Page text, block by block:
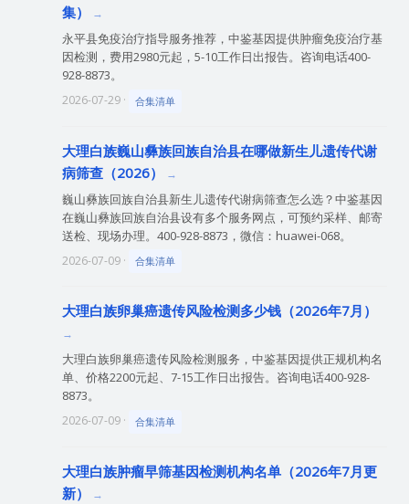
集）
永平县免疫治疗指导服务推荐，中鉴基因提供肿瘤免疫治疗基
因检测，费用2980元起，5-10工作日出报告。咨询电话400-
928-8873。
2026-07-29 · 合集清单
大理白族巍山彝族回族自治县在哪做新生儿遗传代谢
病筛查（2026）
巍山彝族回族自治县新生儿遗传代谢病筛查怎么选？中鉴基因
在巍山彝族回族自治县设有多个服务网点，可预约采样、邮寄
送检、现场办理。400-928-8873，微信：huawei-068。
2026-07-09 · 合集清单
大理白族卵巢癌遗传风险检测多少钱（2026年7月）
大理白族卵巢癌遗传风险检测服务，中鉴基因提供正规机构名
单、价格2200元起、7-15工作日出报告。咨询电话400-928-
8873。
2026-07-09 · 合集清单
大理白族肿瘤早筛基因检测机构名单（2026年7月更
新）